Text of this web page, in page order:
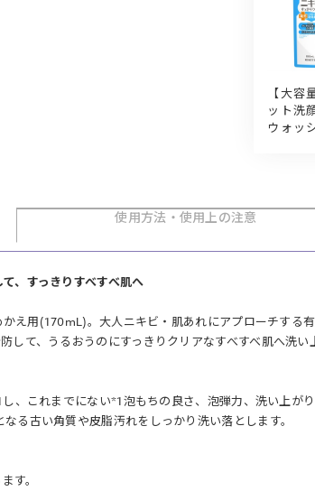
【大
ット洗
ウォッ
使用方法・ 使用上の注意
、すっきりすべすべ肌へ
え用(170mL)。大人ニキビ・肌あれにアプローチする
て、うるおうのにすっきりクリアなすべすべ肌へ洗い
、これまでにない*1泡もちの良さ、泡弾力、洗い上が
る古い角質や皮脂汚れをしっかり洗い落とします。
す。